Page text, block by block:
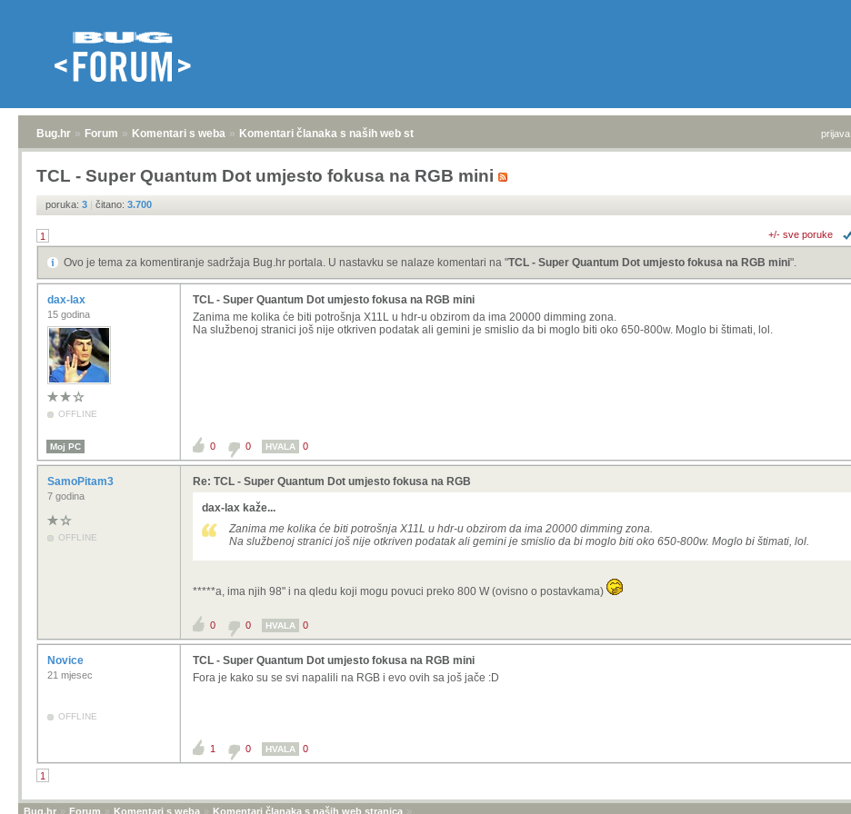
Bug.hr » Forum » Komentari s weba » Komentari članaka s naših web stranica prijava
TCL - Super Quantum Dot umjesto fokusa na RGB mini
poruka: 3 | čitano: 3.700
1 +/- sve poruke
Ovo je tema za komentiranje sadržaja Bug.hr portala. U nastavku se nalaze komentari na "TCL - Super Quantum Dot umjesto fokusa na RGB mini".
dax-lax
15 godina
OFFLINE
TCL - Super Quantum Dot umjesto fokusa na RGB mini
Zanima me kolika će biti potrošnja X11L u hdr-u obzirom da ima 20000 dimming zona.
Na službenoj stranici još nije otkriven podatak ali gemini je smislio da bi moglo biti oko 650-800w. Moglo bi štimati, lol.
Moj PC 0 0 HVALA 0
SamoPitam3
7 godina
OFFLINE
Re: TCL - Super Quantum Dot umjesto fokusa na RGB
dax-lax kaže...
Zanima me kolika će biti potrošnja X11L u hdr-u obzirom da ima 20000 dimming zona.
Na službenoj stranici još nije otkriven podatak ali gemini je smislio da bi moglo biti oko 650-800w. Moglo bi štimati, lol.
*****a, ima njih 98" i na qledu koji mogu povuci preko 800 W (ovisno o postavkama)
0 0 HVALA 0
Novice
21 mjesec
OFFLINE
TCL - Super Quantum Dot umjesto fokusa na RGB mini
Fora je kako su se svi napalili na RGB i evo ovih sa još jače :D
1 0 HVALA 0
1
Bug.hr » Forum » Komentari s weba » Komentari članaka s naših web stranica »